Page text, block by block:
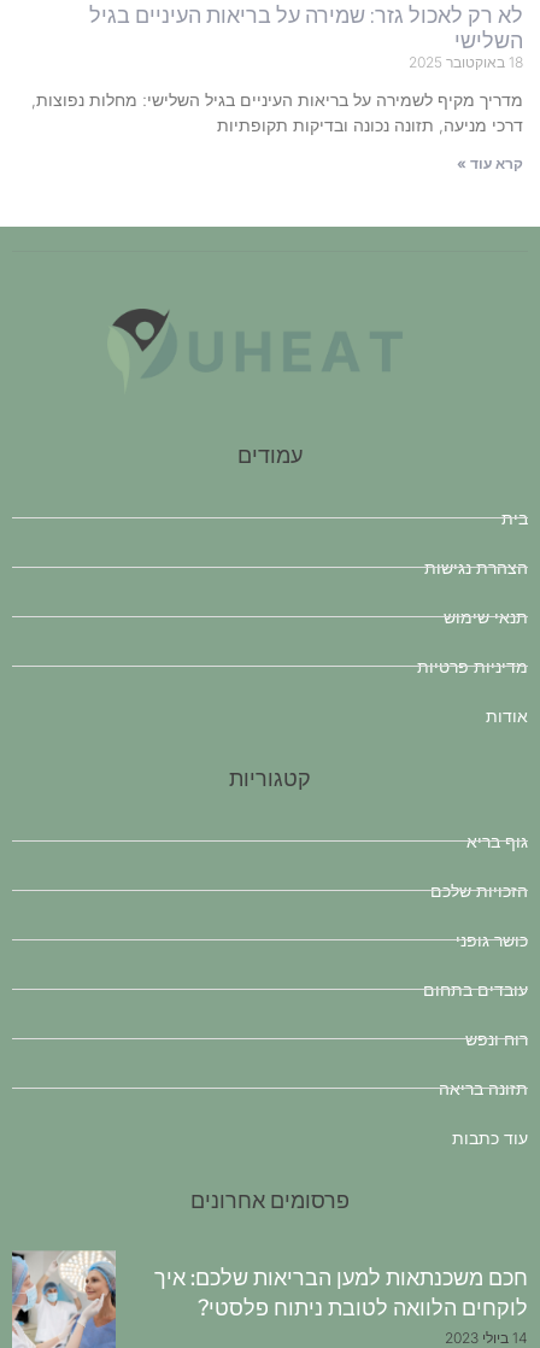
לא רק לאכול גזר: שמירה על בריאות העיניים בגיל
השלישי
18 באוקטובר 2025
מדריך מקיף לשמירה על בריאות העיניים בגיל השלישי: מחלות נפוצות,
דרכי מניעה, תזונה נכונה ובדיקות תקופתיות
קרא עוד »
עמודים
בית
הצהרת נגישות
תנאי שימוש
מדיניות פרטיות
אודות
קטגוריות
גוף בריא
הזכויות שלכם
כושר גופני
עובדים בתחום
רוח ונפש
תזונה בריאה
עוד כתבות
פרסומים אחרונים
חכם משכנתאות למען הבריאות שלכם: איך
לוקחים הלוואה לטובת ניתוח פלסטי?
14 ביולי 2023